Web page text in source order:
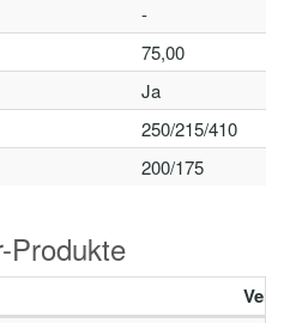
-
75,00
Ja
250/215/410
200/175
Produkte